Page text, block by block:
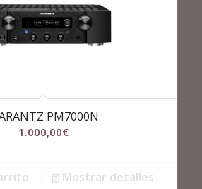
PM7000N
1.000,00€
Mostrar detalles